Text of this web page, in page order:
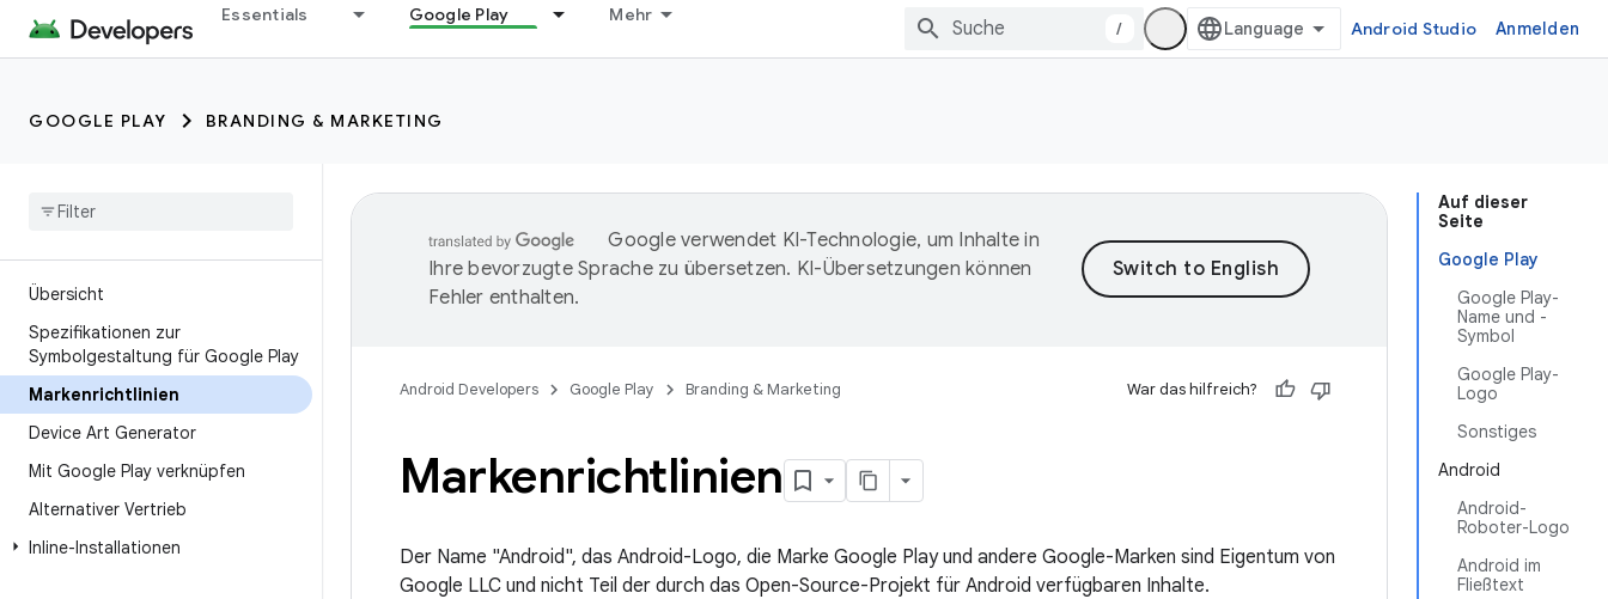
Essentials Google Play Mehr
/ Android Studio Anmelden
GOOGLE PLAY BRANDING & MARKETING
Übersicht
Spezifikationen zur
Symbolgestaltung für Google Play
Markenrichtlinien
Device Art Generator
Mit Google Play verknüpfen
Alternativer Vertrieb
Inline-Installationen
Auf dieser
Seite
Google Play
Google Play-
Name und -
Symbol
Google Play-
Logo
Sonstiges
Android
Android-
Roboter-Logo
Android im
Fließtext
Google verwendet KI-Technologie, um Inhalte in
Ihre bevorzugte Sprache zu übersetzen. KI-Übersetzungen können
Fehler enthalten.
Android Developers Google Play Branding & Marketing War das hilfreich?
Markenrichtlinien
Der Name "Android", das Android-Logo, die Marke Google Play und andere Google-Marken sind Eigentum von
Google LLC und nicht Teil der durch das Open-Source-Projekt für Android verfügbaren Inhalte.